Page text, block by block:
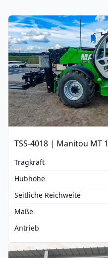
TSS-4018 | Manitou MT
Tragkraft
Hubhöhe
Seitliche Reichweite
Maße
Antrieb